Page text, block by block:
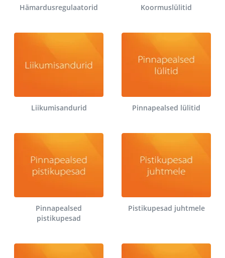
Hämardusregulaatorid Koormuslülitid
Liikumisandurid Pinnapealsed lülitid
Pinnapealsed
pistikupesad
Pistikupesad juhtmele